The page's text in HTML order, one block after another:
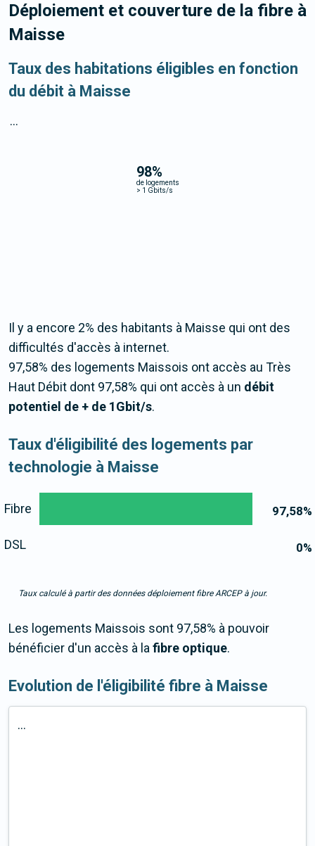
Déploiement et couverture de la fibre à
Maisse
Taux des habitations éligibles en fonction
du débit à Maisse
98%
de logements
> 1 Gbits/s
...
Il y a encore 2% des habitants à Maisse qui ont des
difficultés d'accès à internet.
97,58% des logements Maissois ont accès au Très
Haut Débit dont 97,58% qui ont accès à un débit
potentiel de + de 1Gbit/s.
Taux d'éligibilité des logements par
technologie à Maisse
97,58%
0%
Fibre
DSL
Taux calculé à partir des données déploiement fibre ARCEP à jour.
Les logements Maissois sont 97,58% à pouvoir
bénéficier d'un accès à lafibre optique.
Evolution de l'éligibilité fibre à Maisse
...